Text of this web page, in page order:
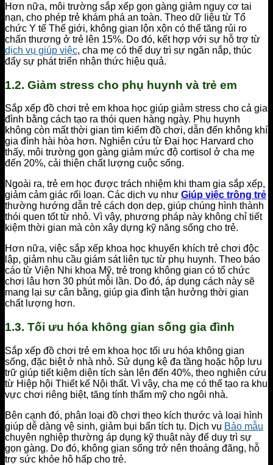
Hơn nữa, môi trường sắp xếp gọn gàng giảm nguy cơ tai
nạn, cho phép trẻ khám phá an toàn. Theo dữ liệu từ Tổ
chức Y tế Thế giới, không gian lộn xộn có thể tăng rủi ro
chấn thương ở trẻ lên 15%. Do đó, kết hợp với sự hỗ trợ từ
dịch vụ giúp việc, cha mẹ có thể duy trì sự ngăn nắp, thúc
đẩy sự phát triển nhận thức hiệu quả.
1.2. Giảm stress cho phụ huynh và trẻ em
Sắp xếp đồ chơi trẻ em khoa học giúp giảm stress cho cả gia
đình bằng cách tạo ra thói quen hàng ngày. Phụ huynh
không còn mất thời gian tìm kiếm đồ chơi, dẫn đến không khí
gia đình hài hòa hơn. Nghiên cứu từ Đại học Harvard cho
thấy, môi trường gọn gàng giảm mức độ cortisol ở cha mẹ
đến 20%, cải thiện chất lượng cuộc sống.
Ngoài ra, trẻ em học được trách nhiệm khi tham gia sắp xếp,
giảm cảm giác rối loạn. Các dịch vụ như Giúp việc trông trẻ
thường hướng dẫn trẻ cách dọn dẹp, giúp chúng hình thành
thói quen tốt từ nhỏ. Vì vậy, phương pháp này không chỉ tiết
kiệm thời gian mà còn xây dựng kỹ năng sống cho trẻ.
Hơn nữa, việc sắp xếp khoa học khuyến khích trẻ chơi độc
lập, giảm nhu cầu giám sát liên tục từ phụ huynh. Theo báo
cáo từ Viện Nhi khoa Mỹ, trẻ trong không gian có tổ chức
chơi lâu hơn 30 phút mỗi lần. Do đó, áp dụng cách này sẽ
mang lại sự cân bằng, giúp gia đình tận hưởng thời gian
chất lượng hơn.
1.3. Tối ưu hóa không gian sống gia đình
Sắp xếp đồ chơi trẻ em khoa học tối ưu hóa không gian
sống, đặc biệt ở nhà nhỏ. Sử dụng kệ đa tầng hoặc hộp lưu
trữ giúp tiết kiệm diện tích sàn lên đến 40%, theo nghiên cứu
từ Hiệp hội Thiết kế Nội thất. Vì vậy, cha mẹ có thể tạo ra khu
vực chơi riêng biệt, tăng tính thẩm mỹ cho ngôi nhà.
Bên cạnh đó, phân loại đồ chơi theo kích thước và loại hình
giúp dễ dàng vệ sinh, giảm bụi bẩn tích tụ. Dịch vụ Bảo mẫu
chuyên nghiệp thường áp dụng kỹ thuật này để duy trì sự
gọn gàng. Do đó, không gian sống trở nên thoáng đãng, hỗ
trợ sức khỏe hô hấp cho trẻ.